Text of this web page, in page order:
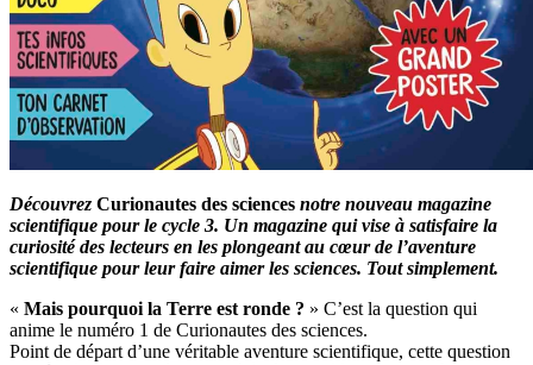
Découvrez Curionautes des sciences notre nouveau magazine
scientifique pour le cycle 3. Un magazine qui vise à satisfaire la
curiosité des lecteurs en les plongeant au cœur de l’aventure
scientifique pour leur faire aimer les sciences. Tout simplement.
« Mais pourquoi la Terre est ronde ? » C’est la question qui
anime le numéro 1 de Curionautes des sciences.
Point de départ d’une véritable aventure scientifique, cette question